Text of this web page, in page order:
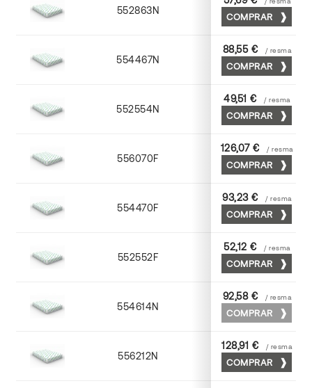
552863N 63 x 88
COMPRAR
554467N 65 x 90
88,55 € / resma
COMPRAR
552554N 52 x 70
49,51 € / resma
COMPRAR
556070F 70 x 100
126,07 € / resma
COMPRAR
554470F 70 x 100
93,23 € / resma
COMPRAR
552552F 52 x 70
52,12 € / resma
COMPRAR
554614N 72 x 102
92,58 € / resma
COMPRAR
556212N 72 x 102
128,91 € / resma
COMPRAR